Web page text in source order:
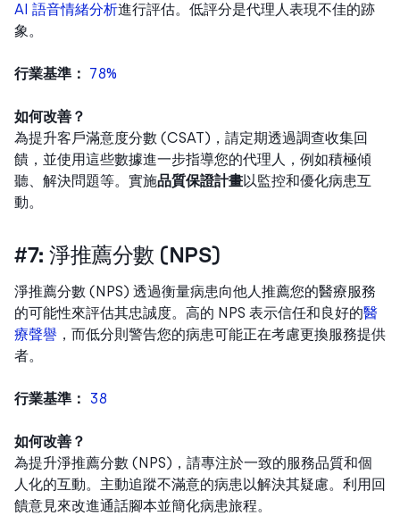
AI 語音情緒分析進行評估。低評分是代理人表現不佳的跡
象。
行業基準： 78%
如何改善？
為提升客戶滿意度分數 (CSAT)，請定期透過調查收集回
饋，並使用這些數據進一步指導您的代理人，例如積極傾
聽、解決問題等。實施品質保證計畫以監控和優化病患互
動。
#7: 淨推薦分數 (NPS)
淨推薦分數 (NPS) 透過衡量病患向他人推薦您的醫療服務
的可能性來評估其忠誠度。高的 NPS 表示信任和良好的醫
療聲譽 ，而低分則警告您的病患可能正在考慮更換服務提供
者。
行業基準： 38
如何改善？
為提升淨推薦分數 (NPS)，請專注於一致的服務品質和個
人化的互動。主動追蹤不滿意的病患以解決其疑慮。利用回
饋意見來改進通話腳本並簡化病患旅程。